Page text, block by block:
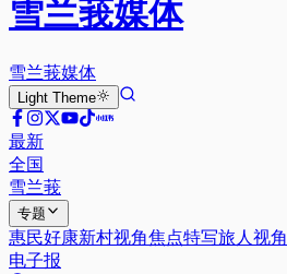
雪兰莪媒体
雪兰莪媒体
Light Theme
最新
全国
雪兰莪
专题
惠民好康新村视角焦点特写旅人视角
电子报